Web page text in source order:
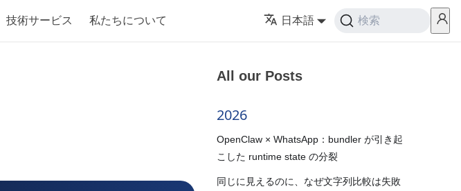
技術サービス 私たちについて 日本語 検索
All our Posts
2026
OpenClaw × WhatsApp：bundler が引き起
こした runtime state の分裂
同じに見えるのに、なぜ文字列比較は失敗